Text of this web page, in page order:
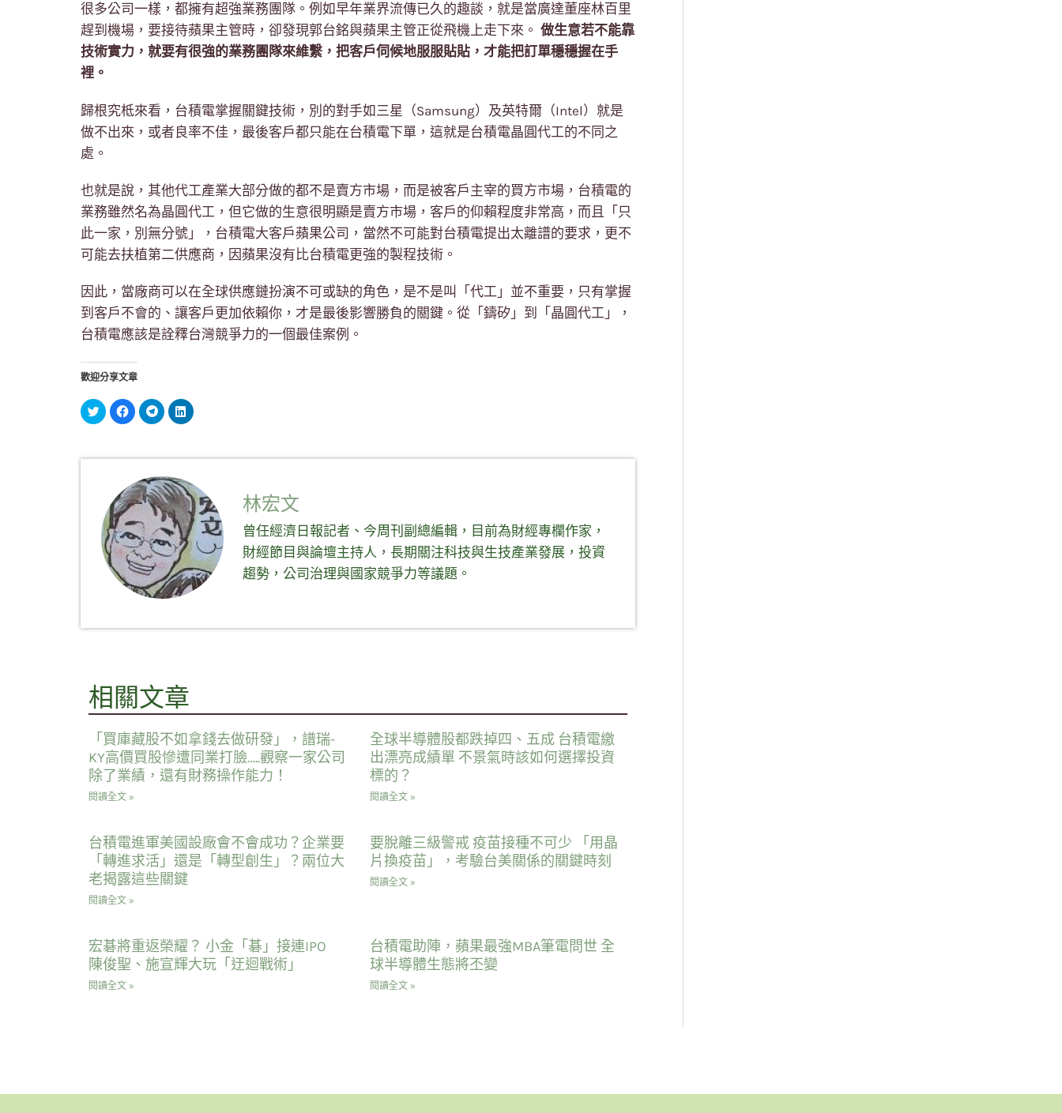
很多公司一樣，都擁有超強業務團隊。例如早年業界流傳已久的趣談，就是當廣達董座林百里
趕到機場，要接待蘋果主管時，卻發現郭台銘與蘋果主管正從飛機上走下來。 做生意若不能靠
技術實力，就要有很強的業務團隊來維繫，把客戶伺候地服服貼貼，才能把訂單穩穩握在手
裡。
歸根究柢來看，台積電掌握關鍵技術，別的對手如三星（Samsung）及英特爾（Intel）就是
做不出來，或者良率不佳，最後客戶都只能在台積電下單，這就是台積電晶圓代工的不同之
處。
也就是說，其他代工產業大部分做的都不是賣方市場，而是被客戶主宰的買方市場，台積電的
業務雖然名為晶圓代工，但它做的生意很明顯是賣方市場，客戶的仰賴程度非常高，而且「只
此一家，別無分號」，台積電大客戶蘋果公司，當然不可能對台積電提出太離譜的要求，更不
可能去扶植第二供應商，因蘋果沒有比台積電更強的製程技術。
因此，當廠商可以在全球供應鏈扮演不可或缺的角色，是不是叫「代工」並不重要，只有掌握
到客戶不會的、讓客戶更加依賴你，才是最後影響勝負的關鍵。從「鑄矽」到「晶圓代工」，
台積電應該是詮釋台灣競爭力的一個最佳案例。
歡迎分享文章
分
享
視
按
一
享
Facebook(在
新
視
窗
中
開
啟)
按
一
享
Telegram(在
新
視
窗
中
開
啟)
分
享
視
開
啟) 林宏文
曾任經濟日報記者、今周刊副總編輯，目前為財經專欄作家，
財經節目與論壇主持人，長期關注科技與生技產業發展，投資
趨勢，公司治理與國家競爭力等議題。
相關文章
「買庫藏股不如拿錢去做研發」，譜瑞-
KY高價買股慘遭同業打臉…..觀察一家公司
除了業績，還有財務操作能力！
閱讀全文 »
全球半導體股都跌掉四、五成 台積電繳
出漂亮成績單 不景氣時該如何選擇投資
標的？
閱讀全文 »
台積電進軍美國設廠會不會成功？企業要
「轉進求活」還是「轉型創生」？兩位大
老揭露這些關鍵
閱讀全文 »
要脫離三級警戒 疫苗接種不可少 「用晶
片換疫苗」，考驗台美關係的關鍵時刻
閱讀全文 »
宏碁將重返榮耀？ 小金「碁」接連IPO
陳俊聖、施宣輝大玩「迂迴戰術」
閱讀全文 »
台積電助陣，蘋果最強MBA筆電問世 全
球半導體生態將丕變
閱讀全文 »